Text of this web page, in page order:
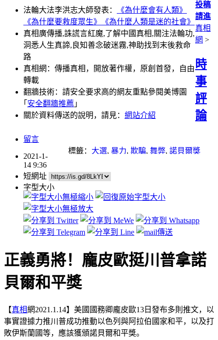
法輪大法李洪志大師發表：
《為什麼會有人類》
《為什麼要救度眾生》
《為什麼人類是迷的社會》
真相廣傳播,誅謊言紅魔,了解中國真相,關注法輪功,
洞悉人生真諦,良知善念破迷霧,神助找到末後救命
路
真相網：傳播真相，開放著作權，原創首發，自由
轉載
翻牆技術：請安全要求高的網友重點參閱美博園
｢ 安全翻牆推薦 ｣
關於資料傳送的說明，請見： 網站介紹
投稿
請進
真相
網 >
時
事
評
論
留言
標籤： 大選, 暴力, 欺騙, 舞弊, 諾貝爾獎
2021-1-
14 9:36
短網址
字型大小
正義勇將！龐皮歐挺川普拿諾
貝爾和平獎
【真相網2021.1.14】美國國務卿龐皮歐13日發布多則推文，以
事實證據力推川普成功推動以色列與阿拉伯國家和平，以及打
敗伊斯蘭國等，應該獲頒諾貝爾和平獎。